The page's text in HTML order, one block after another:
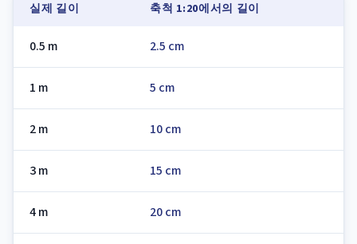
실제 길이 축척 1:20에서의 길이
0.5 m 2.5 cm
1 m 5 cm
2 m 10 cm
3 m 15 cm
4 m 20 cm